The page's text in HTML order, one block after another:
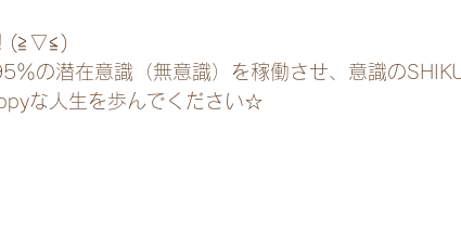
(≧▽≦)
％の潜在意識（無意識）を稼働させ、意識の
な人生を歩んでください☆